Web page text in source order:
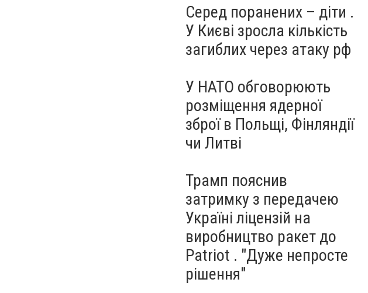
Серед поранених – діти .
У Києві зросла кількість
загиблих через атаку рф
У НАТО обговорюють
розміщення ядерної
зброї в Польщі, Фінляндії
чи Литві
Трамп пояснив
затримку з передачею
Україні ліцензій на
виробництво ракет до
Patriot . "Дуже непросте
рішення"